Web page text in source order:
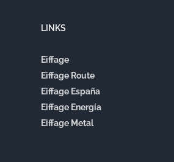
LINKS
Eiffage
Eiffage Route
Eiffage España
Eiffage Energía
Eiffage Metal